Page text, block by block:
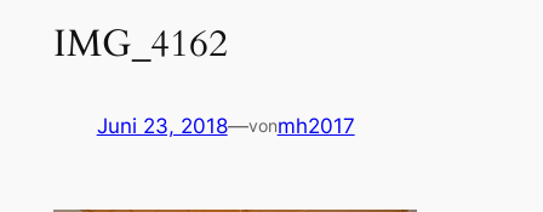
IMG_4162
Juni 23, 2018—vonmh2017